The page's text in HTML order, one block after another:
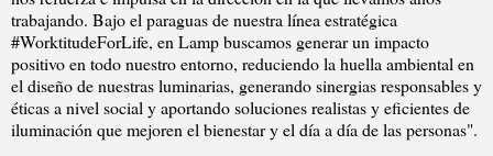
trabajando. Bajo el paraguas de nuestra línea estratégica
#WorktitudeForLife, en Lamp buscamos generar un impacto
positivo en todo nuestro entorno, reduciendo la huella ambiental en
el diseño de nuestras luminarias, generando sinergias responsables y
éticas a nivel social y aportando soluciones realistas y eficientes de
iluminación que mejoren el bienestar y el día a día de las personas".